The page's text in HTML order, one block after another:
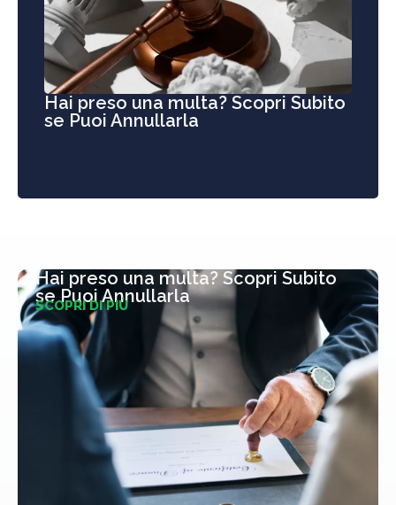
Hai preso una multa? Scopri Subito
se Puoi Annullarla
Hai preso una multa? Scopri Subito
se Puoi Annullarla
SCOPRI DI PIÙ